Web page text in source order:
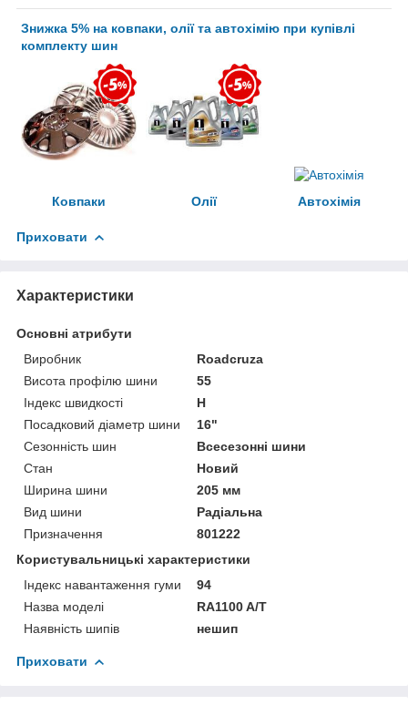
Знижка 5% на ковпаки, олії та автохімію при купівлі
комплекту шин
Ковпаки Олії Автохімія
Приховати
Характеристики
Основні атрибути
Виробник
Roadcruza
Висота профілю шини
55
Індекс швидкості
H
Посадковий діаметр шини
16"
Сезонність шин
Всесезонні шини
Стан
Новий
Ширина шини
205 мм
Вид шини
Радіальна
Призначення
801222
Користувальницькі характеристики
Індекс навантаження гуми
94
Назва моделі
RA1100 A/T
Наявність шипів
нешип
Приховати